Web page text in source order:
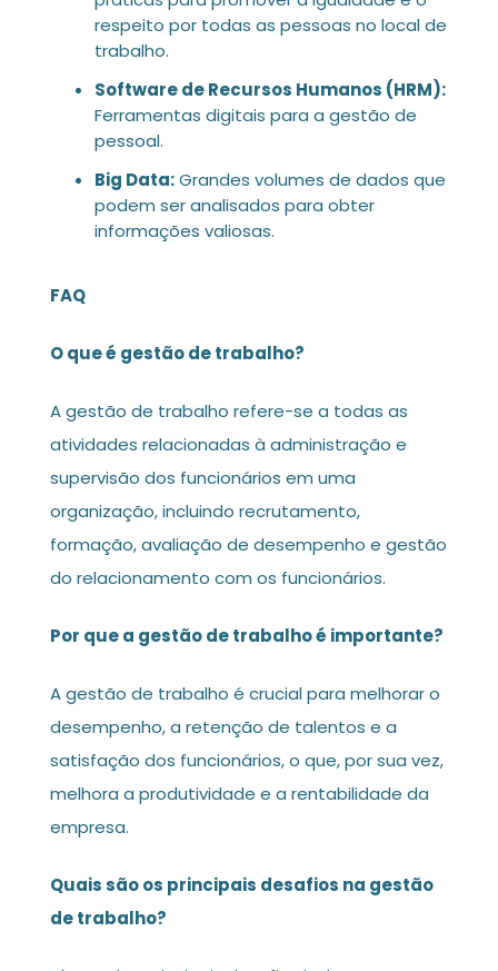
respeito por todas as pessoas no local de
trabalho.
Software de Recursos Humanos (HRM):
Ferramentas digitais para a gestão de
pessoal.
Big Data:Grandes volumes de dados que
podem ser analisados para obter
informações valiosas.
FAQ
O que é gestão de trabalho?
A gestão de trabalho refere-se a todas as
atividades relacionadas à administração e
supervisão dos funcionários em uma
organização, incluindo recrutamento,
formação, avaliação de desempenho e gestão
do relacionamento com os funcionários.
Por que a gestão de trabalho é importante?
A gestão de trabalho é crucial para melhorar o
desempenho, a retenção de talentos e a
satisfação dos funcionários, o que, por sua vez,
melhora a produtividade e a rentabilidade da
empresa.
Quais são os principais desafios na gestão
de trabalho?